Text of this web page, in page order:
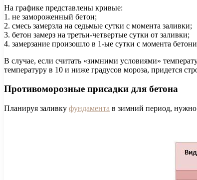
На графике представлены кривые:
1. не замороженный бетон;
2. смесь замерзла на седьмые сутки с момента заливки;
3. бетон замерз на третьи-четвертые сутки от заливки;
4. замерзание произошло в 1-ые сутки с момента
В случае, если считать «зимними условиями»
температуру в 10 и ниже градусов мороза, придется
Противоморозные присадки для бетона
Планируя заливку фундамента в зимний период, нужно